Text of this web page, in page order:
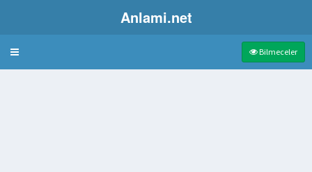
Anlami.net
Bulmaca Bilmeceler